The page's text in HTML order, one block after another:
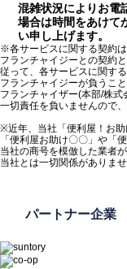
混雑状況によりお電
場合は時間をあけて
い申し上げます。
※各サービスに関する契約
フランチャイジーとの契約と
従って、各サービスに関する
フランチャイジーが負うこと
フランチャイザー(本部/株式
一切責任を負いませんので
※近年、当社「便利屋！お助
「便利屋お助け〇〇」や「
当社の商号を模倣した業者
当社とは一切関係がありま
パートナー企業